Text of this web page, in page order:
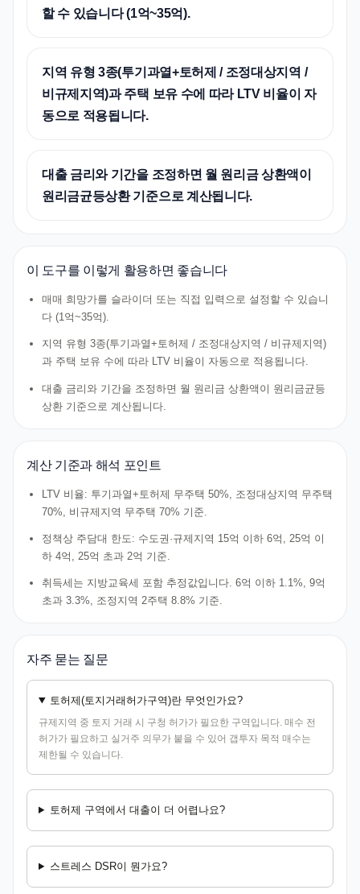
할 수 있습니다 (1억~35억).
지역 유형 3종(투기과열+토허제 / 조정대상지역 /
비규제지역)과 주택 보유 수에 따라 LTV 비율이 자
동으로 적용됩니다.
대출 금리와 기간을 조정하면 월 원리금 상환액이
원리금균등상환 기준으로 계산됩니다.
이 도구를 이렇게 활용하면 좋습니다
매매 희망가를 슬라이더 또는 직접 입력으로 설정할 수 있습니
다 (1억~35억).
지역 유형 3종(투기과열+토허제 / 조정대상지역 / 비규제지역)
과 주택 보유 수에 따라 LTV 비율이 자동으로 적용됩니다.
대출 금리와 기간을 조정하면 월 원리금 상환액이 원리금균등
상환 기준으로 계산됩니다.
계산 기준과 해석 포인트
LTV 비율: 투기과열+토허제 무주택 50%, 조정대상지역 무주택
70%, 비규제지역 무주택 70% 기준.
정책상 주담대 한도: 수도권·규제지역 15억 이하 6억, 25억 이
하 4억, 25억 초과 2억 기준.
취득세는 지방교육세 포함 추정값입니다. 6억 이하 1.1%, 9억
초과 3.3%, 조정지역 2주택 8.8% 기준.
자주 묻는 질문
토허제(토지거래허가구역)란 무엇인가요?
규제지역 중 토지 거래 시 구청 허가가 필요한 구역입니다. 매수 전
허가가 필요하고 실거주 의무가 붙을 수 있어 갭투자 목적 매수는
제한될 수 있습니다.
토허제 구역에서 대출이 더 어렵나요?
스트레스 DSR이 뭔가요?